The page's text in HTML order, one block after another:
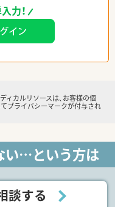
力！
ィカルリソースは、お客様の個
プライバシーマークが付与され
い…という方は
談する